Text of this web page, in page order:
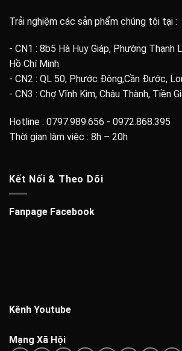
Trải nghiệm các sản phẩm chúng tôi tại :
- CN1 : 8b5 Hà Huy Giáp, Phường Thạnh
Hồ Chí Minh
- CN2 : QL 50, Phước Đông,Cần Đước,
- CN3 : Chợ Vĩnh Kim, Châu Thành, Tiền
Hotline : 0797.989.656 - 0972.868.395
Thời gian làm việc : 8h – 20h
Kết Nối & Theo Dõi
Fanpage Facebook
Kênh Youtube
Mạng Xã Hội